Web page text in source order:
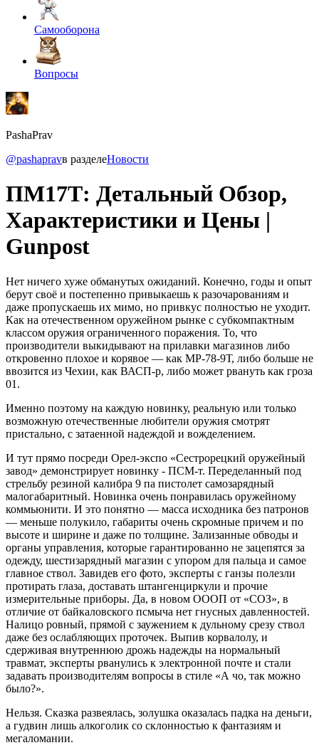
Самооборона
Вопросы
PashaPrav
@pashapravв разделеНовости
ПМ17Т: Детальный Обзор,
Характеристики и Цены |
Gunpost
Нет ничего хуже обманутых ожиданий. Конечно, годы и опыт
берут своё и постепенно привыкаешь к разочарованиям и
даже пропускаешь их мимо, но привкус полностью не уходит.
Как на отечественном оружейном рынке с субкомпактным
классом оружия ограниченного поражения. То, что
производители выкидывают на прилавки магазинов либо
откровенно плохое и корявое — как МР-78-9Т, либо больше не
ввозится из Чехии, как ВАСП-р, либо может рвануть как гроза
01.
Именно поэтому на каждую новинку, реальную или только
возможную отечественные любители оружия смотрят
пристально, с затаенной надеждой и вожделением.
И тут прямо посреди Орел-экспо «Сестрорецкий оружейный
завод» демонстрирует новинку - ПСМ-т. Переделанный под
стрельбу резиной калибра 9 па пистолет самозарядный
малогабаритный. Новинка очень понравилась оружейному
коммьюнити. И это понятно — масса исходника без патронов
— меньше полукило, габариты очень скромные причем и по
высоте и ширине и даже по толщине. Зализанные обводы и
органы управления, которые гарантированно не зацепятся за
одежду, шестизарядный магазин с упором для пальца и самое
главное ствол. Завидев его фото, эксперты с ганзы полезли
протирать глаза, доставать штангенциркули и прочие
измерительные приборы. Да, в новом ОООП от «СОЗ», в
отличие от байкаловского псмыча нет гнусных давленностей.
Налицо ровный, прямой с заужением к дульному срезу ствол
даже без ослабляющих проточек. Выпив корвалолу, и
сдерживая внутреннюю дрожь надежды на нормальный
травмат, эксперты рванулись к электронной почте и стали
задавать производителям вопросы в стиле «А чо, так можно
было?».
Нельзя. Сказка развеялась, золушка оказалась падка на деньги,
а гудвин лишь алкоголик со склонностью к фантазиям и
мегаломании.